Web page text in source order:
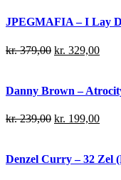
JPEGMAFIA – I Lay
kr.379,00 kr. 329,00
Danny Brown –
kr.239,00 kr. 199,00
Denzel Curry – 32 Zel